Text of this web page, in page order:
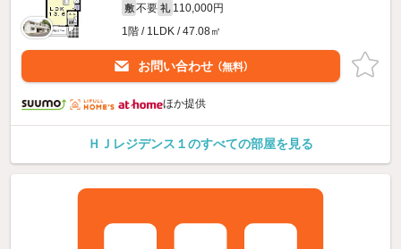
敷 不要 礼 110,000円
1階 / 1LDK / 47.08㎡
お問い合わせ （無料）
ほか提供
ＨＪレジデンス１のすべての部屋を見る